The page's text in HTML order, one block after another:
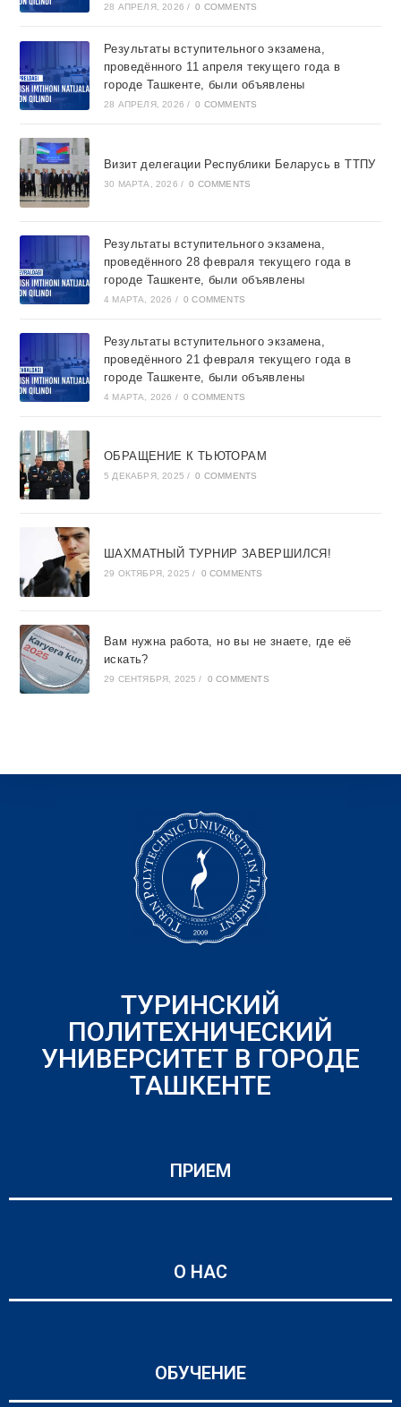
28 АПРЕЛЯ, 2026 / 0 COMMENTS
Результаты вступительного экзамена,
проведённого 11 апреля текущего года в
городе Ташкентe, были объявлены
28 АПРЕЛЯ, 2026 / 0 COMMENTS
Визит делегации Республики Беларусь в ТТПУ
30 МАРТА, 2026 / 0 COMMENTS
Результаты вступительного экзамена,
проведённого 28 февраля текущего года в
городе Ташкентe, были объявлены
4 МАРТА, 2026 / 0 COMMENTS
Результаты вступительного экзамена,
проведённого 21 февраля текущего года в
городе Ташкентe, были объявлены
4 МАРТА, 2026 / 0 COMMENTS
ОБРАЩЕНИЕ К ТЬЮТОРАМ
5 ДЕКАБРЯ, 2025 / 0 COMMENTS
ШАХМАТНЫЙ ТУРНИР ЗАВЕРШИЛСЯ!
29 ОКТЯБРЯ, 2025 / 0 COMMENTS
Вам нужна работа, но вы не знаете, где её
искать?
29 СЕНТЯБРЯ, 2025 / 0 COMMENTS
ТУРИНСКИЙ
ПОЛИТЕХНИЧЕСКИЙ
УНИВЕРСИТЕТ В ГОРОДЕ
ТАШКЕНТЕ
ПРИЕМ
О НАС
ОБУЧЕНИЕ